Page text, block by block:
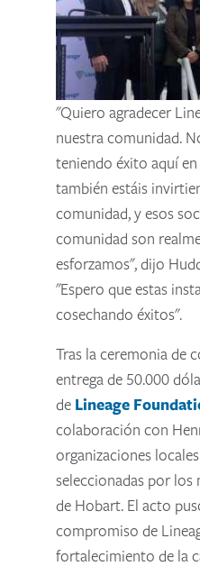
"Quiero agradecer
nuestra comunidad.
teniendo éxito aquí
también estáis
comunidad, y esos
comunidad son
esforzamos", dijo
"Espero que estas
cosechando éxitos".
Tras la ceremonia de
entrega de 50.000
de Lineage
colaboración con
organizaciones
seleccionadas por
de Hobart. El acto
compromiso de
fortalecimiento de la